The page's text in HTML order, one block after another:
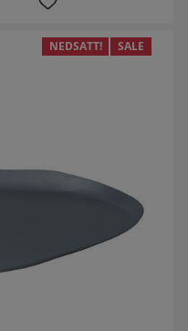
NEDSATT! SALE